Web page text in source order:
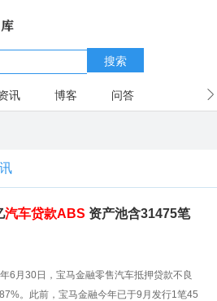
搜索
讯 博客 问答
汽车贷款ABS 资产池含31475笔
6月30日，宝马金融零售汽车抵押贷款不良
。此前，宝马金融今年已于9月发行1笔45